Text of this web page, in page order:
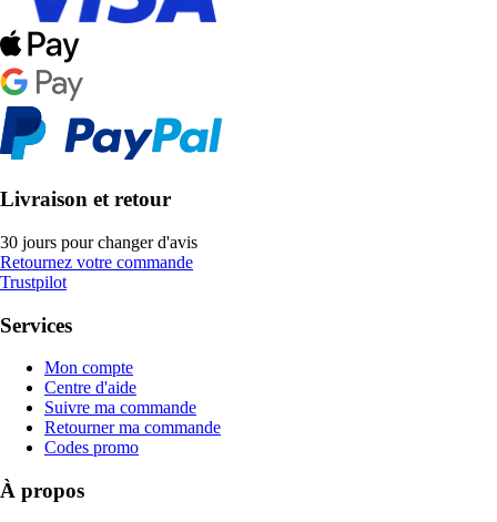
Livraison et retour
30 jours pour changer d'avis
Retournez votre commande
Trustpilot
Services
Mon compte
Centre d'aide
Suivre ma commande
Retourner ma commande
Codes promo
À propos